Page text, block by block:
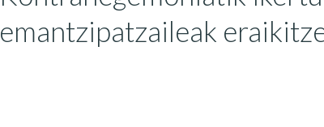
emantzipatzaileak